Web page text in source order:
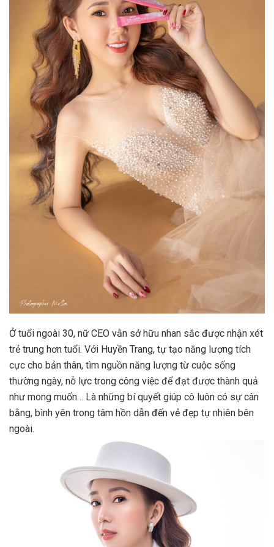
Ở tuổi ngoài 30, nữ CEO vẫn sở hữu nhan sắc được nhận xét
trẻ trung hơn tuổi. Với Huyền Trang, tự tạo năng lượng tích
cực cho bản thân, tìm nguồn năng lượng từ cuộc sống
thường ngày, nỗ lực trong công việc để đạt được thành quả
như mong muốn… Là những bí quyết giúp cô luôn có sự cân
bằng, bình yên trong tâm hồn dẫn đến vẻ đẹp tự nhiên bên
ngoài.